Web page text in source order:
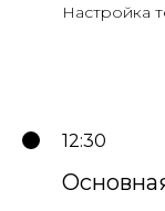
Настройка
12:30